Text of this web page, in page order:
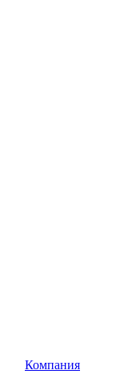
Компания